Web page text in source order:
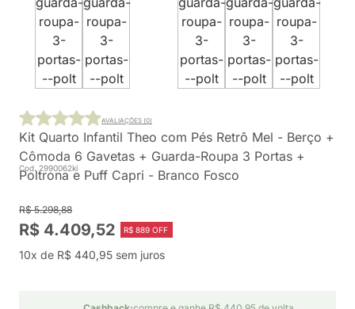
Kit Quarto Infantil Theo com Pés Retrô Mel - Berço +
Cômoda 6 Gavetas + Guarda-Roupa 3 Portas +
Poltrona e Puff Capri - Branco Fosco
Cod. 2990062ki
AVALIAÇÕES (0)
R$ 5.298,88
R$ 4.409,52 R$ 889 OFF
10x de R$ 440,95 sem juros